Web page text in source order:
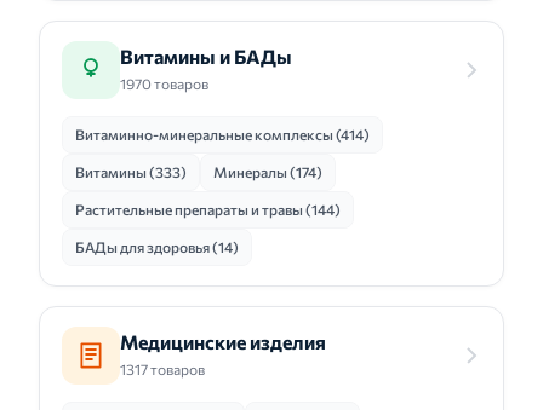
Витамины и БАДы
1970 товаров
Витаминно-минеральные комплексы (414)
Витамины (333) Минералы (174)
Растительные препараты и травы (144)
БАДы для здоровья (14)
Медицинские изделия
1317 товаров